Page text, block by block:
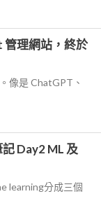
管理網站，終於
像是 ChatGPT、
Day2 ML 及
learning分成三個